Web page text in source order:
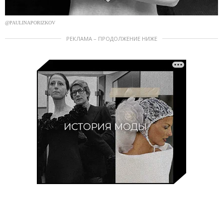
@PAULINAPORIZKOV
РЕКЛАМА – ПРОДОЛЖЕНИЕ НИЖЕ